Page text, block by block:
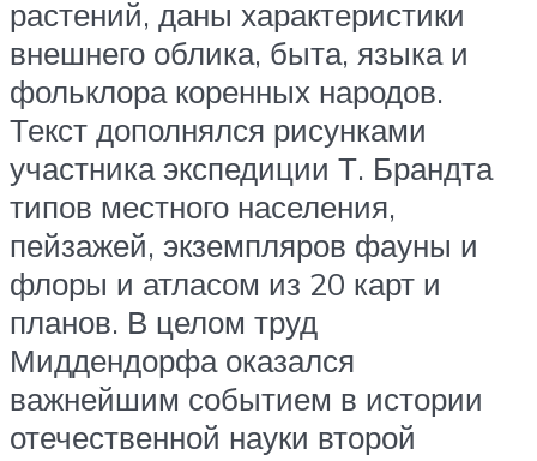
растений, даны характеристики
внешнего облика, быта, языка и
фольклора коренных народов.
Текст дополнялся рисунками
участника экспедиции Т. Брандта
типов местного населения,
пейзажей, экземпляров фауны и
флоры и атласом из 20 карт и
планов. В целом труд
Миддендорфа оказался
важнейшим событием в истории
отечественной науки второй